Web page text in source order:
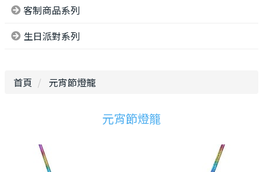
客制商品系列
生日派對系列
首頁 元宵節燈籠
元宵節燈籠